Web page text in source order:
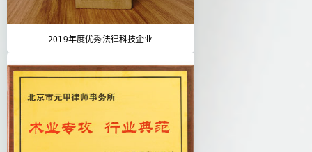
2019年度优秀法律科技企业